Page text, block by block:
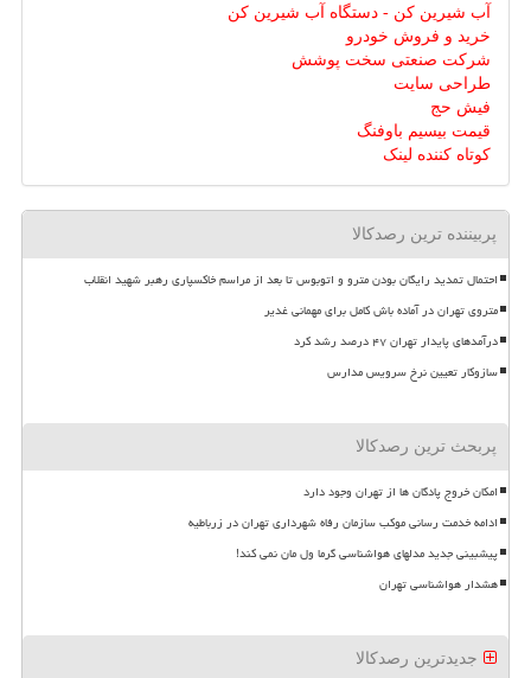
آب شیرین کن - دستگاه آب شیرین کن
خرید و فروش خودرو
شرکت صنعتی سخت پوشش
طراحی سایت
فیش حج
قیمت بیسیم باوفنگ
کوتاه کننده لینک
پربیننده ترین رصدکالا
احتمال تمدید رایگان بودن مترو و اتوبوس تا بعد از مراسم خاکسپاری رهبر شهید انقلاب
متروی تهران در آماده باش کامل برای مهمانی غدیر
درآمدهای پایدار تهران ۴۷ درصد رشد کرد
سازوکار تعیین نرخ سرویس مدارس
پربحث ترین رصدکالا
امکان خروج پادگان ها از تهران وجود دارد
ادامه خدمت رسانی موکب سازمان رفاه شهرداری تهران در زرباطیه
پیشبینی جدید مدلهای هواشناسی گرما ول مان نمی کند!
هشدار هواشناسی تهران
جدیدترین رصدکالا